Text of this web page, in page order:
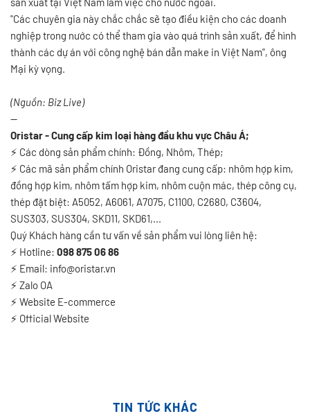
"Các chuyên gia này chắc chắc sẽ tạo điều kiện cho các doanh
nghiệp trong nước có thể tham gia vào quá trình sản xuất, để hình
thành các dự án với công nghệ bán dẫn make in Việt Nam", ông
Mại kỳ vọng.
(Nguồn: Biz Live)
--
Oristar - Cung cấp kim loại hàng đầu khu vực Châu Á;
⚡ Các dòng sản phẩm chính: Đồng, Nhôm, Thép;
⚡ Các mã sản phẩm chính Oristar đang cung cấp: nhôm hợp kim,
đồng hợp kim, nhôm tấm hợp kim, nhôm cuộn mác, thép công cụ,
thép đặt biệt: A5052, A6061, A7075, C1100, C2680, C3604,
SUS303, SUS304, SKD11, SKD61,...
Quý Khách hàng cần tư vấn về sản phẩm vui lòng liên hệ:
⚡ Hotline: 098 875 06 86
⚡ Email: info@oristar.vn
⚡ Zalo OA
⚡ Website E-commerce
⚡ Official Website
TIN TỨC KHÁC